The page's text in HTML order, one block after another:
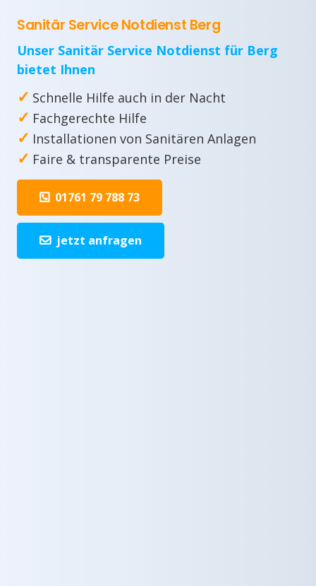
Sanitär Service Notdienst Berg
Unser Sanitär Service Notdienst für Berg
bietet Ihnen
✓ Schnelle Hilfe auch in der Nacht
✓ Fachgerechte Hilfe
✓ Installationen von Sanitären Anlagen
✓ Faire & transparente Preise
01761 79 788 73
jetzt anfragen